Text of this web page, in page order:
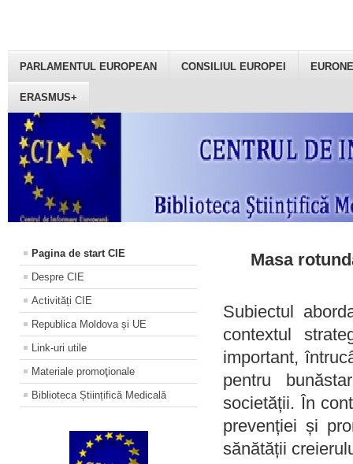
PARLAMENTUL EUROPEAN CONSILIUL EUROPEI
ERASMUS+
Pagina de start CIE
Despre CIE
Activități CIE
Republica Moldova și UE
Link-uri utile
Materiale promoţionale
Biblioteca Științifică Medicală
Masa
Subiectul
contextul
important,
pentru
societății. În
prevenției și
sănătății